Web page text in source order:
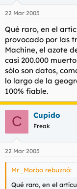
22 Mar 2005
Qué raro, en el
provocado por las
Machine, el azote
casi 200.000
sólo son datos,
lo largo de la
100% fiable.
C Cupido
Freak
22 Mar 2005
Mr_Morbo rebuznó:
Qué raro, en el